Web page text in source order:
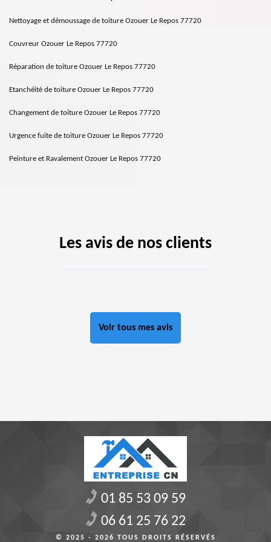
Nettoyage et démoussage de toiture Ozouer Le Repos 77720
Couvreur Ozouer Le Repos 77720
Réparation de toiture Ozouer Le Repos 77720
Etanchéité de toiture Ozouer Le Repos 77720
Changement de toiture Ozouer Le Repos 77720
Urgence fuite de toiture Ozouer Le Repos 77720
Peinture et Ravalement Ozouer Le Repos 77720
Les avis de nos clients
Voir tous mes avis
01 85 53 09 59
06 61 25 76 22
© 2025 - 2026 TOUS DROITS RÉSERVÉS